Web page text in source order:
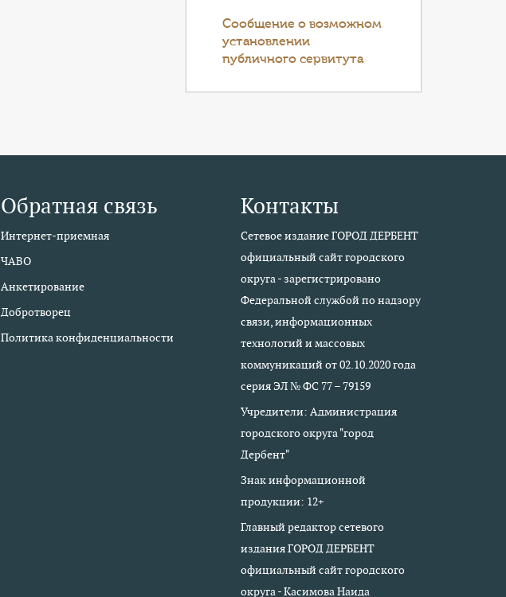
Cообщение о возможном
установлении
публичного сервитута
Обратная связь
Интернет-приемная
ЧАВО
Анкетирование
Добротворец
Политика конфиденциальности
Контакты
Сетевое издание ГОРОД ДЕРБЕНТ
официальный сайт городского
округа - зарегистрировано
Федеральной службой по надзору
связи, информационных
технологий и массовых
коммуникаций от 02.10.2020 года
серия ЭЛ № ФС 77 – 79159
Учредители: Администрация
городского округа "город
Дербент"
Знак информационной
продукции: 12+
Главный редактор сетевого
издания ГОРОД ДЕРБЕНТ
официальный сайт городского
округа - Касимова Наида